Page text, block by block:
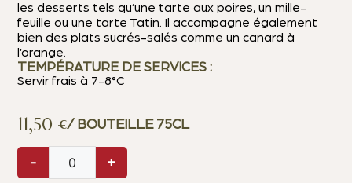
les desserts tels qu’une tarte aux poires, un mille-
feuille ou une tarte Tatin. Il accompagne également
bien des plats sucrés-salés comme un canard à
l’orange.
TEMPÉRATURE DE SERVICES :
Servir frais à 7-8°C
11,50 €/ BOUTEILLE 75CL
- +